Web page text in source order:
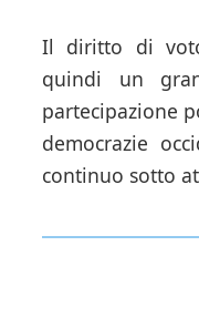
Il diritto di
quindi un
partecipazione
democrazie
continuo sotto